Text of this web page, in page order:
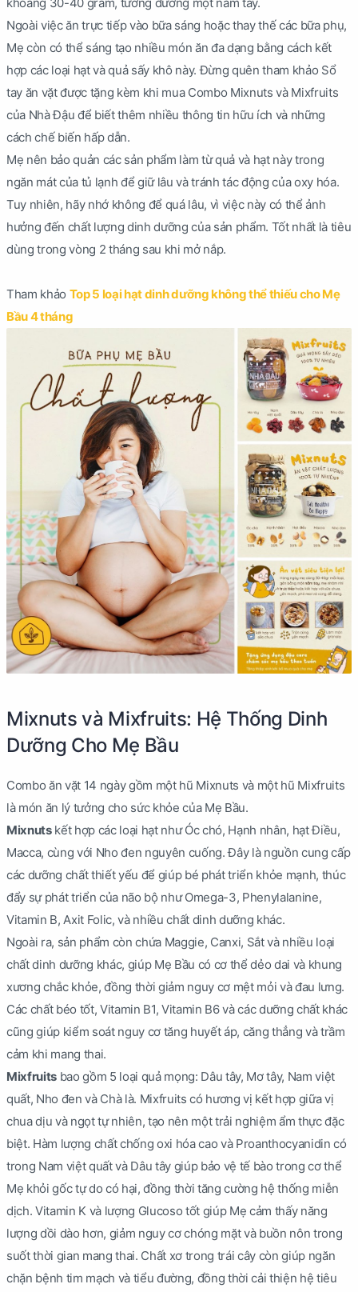
Ngoài việc ăn trực tiếp vào bữa sáng hoặc thay thế các bữa phụ,
Mẹ còn có thể sáng tạo nhiều món ăn đa dạng bằng cách kết
hợp các loại hạt và quả sấy khô này. Đừng quên tham khảo Sổ
tay ăn vặt được tặng kèm khi mua Combo Mixnuts và Mixfruits
của Nhà Đậu để biết thêm nhiều thông tin hữu ích và những
cách chế biến hấp dẫn.
Mẹ nên bảo quản các sản phẩm làm từ quả và hạt này trong
ngăn mát của tủ lạnh để giữ lâu và tránh tác động của oxy hóa.
Tuy nhiên, hãy nhớ không để quá lâu, vì việc này có thể ảnh
hưởng đến chất lượng dinh dưỡng của sản phẩm. Tốt nhất là tiêu
dùng trong vòng 2 tháng sau khi mở nắp.
Tham khảo Top 5 loại hạt dinh dưỡng không thể thiếu cho Mẹ
Bầu 4 tháng
Mixnuts và Mixfruits: Hệ Thống Dinh
Dưỡng Cho Mẹ Bầu
Combo ăn vặt 14 ngày gồm một hũ Mixnuts và một hũ Mixfruits
là món ăn lý tưởng cho sức khỏe của Mẹ Bầu.
Mixnutskết hợp các loại hạt như Óc chó, Hạnh nhân, hạt Điều,
Macca, cùng với Nho đen nguyên cuống. Đây là nguồn cung cấp
các dưỡng chất thiết yếu để giúp bé phát triển khỏe mạnh, thúc
đẩy sự phát triển của não bộ như Omega-3, Phenylalanine,
Vitamin B, Axit Folic, và nhiều chất dinh dưỡng khác.
Ngoài ra, sản phẩm còn chứa Maggie, Canxi, Sắt và nhiều loại
chất dinh dưỡng khác, giúp Mẹ Bầu có cơ thể dẻo dai và khung
xương chắc khỏe, đồng thời giảm nguy cơ mệt mỏi và đau lưng.
Các chất béo tốt, Vitamin B1, Vitamin B6 và các dưỡng chất khác
cũng giúp kiểm soát nguy cơ tăng huyết áp, căng thẳng và trầm
cảm khi mang thai.
Mixfruitsbao gồm 5 loại quả mọng: Dâu tây, Mơ tây, Nam việt
quất, Nho đen và Chà là. Mixfruits có hương vị kết hợp giữa vị
chua dịu và ngọt tự nhiên, tạo nên một trải nghiệm ẩm thực đặc
biệt. Hàm lượng chất chống oxi hóa cao và Proanthocyanidin có
trong Nam việt quất và Dâu tây giúp bảo vệ tế bào trong cơ thể
Mẹ khỏi gốc tự do có hại, đồng thời tăng cường hệ thống miễn
dịch. Vitamin K và lượng Glucoso tốt giúp Mẹ cảm thấy năng
lượng dồi dào hơn, giảm nguy cơ chóng mặt và buồn nôn trong
suốt thời gian mang thai. Chất xơ trong trái cây còn giúp ngăn
chặn bệnh tim mạch và tiểu đường, đồng thời cải thiện hệ tiêu